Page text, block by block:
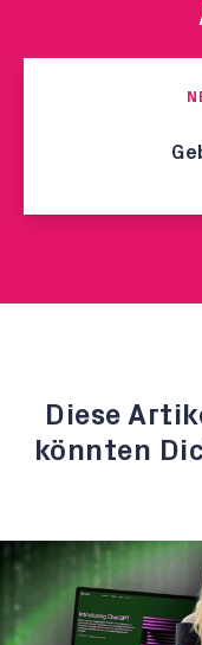
Diese
könnten